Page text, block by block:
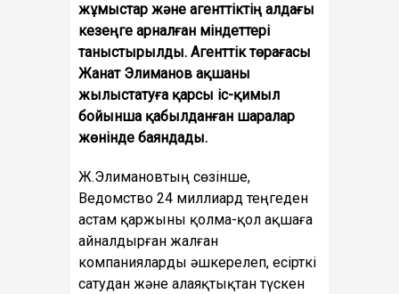
жұмыстар және агенттіктің алдағы
кезеңге арналған міндеттері
таныстырылды. Агенттік төрағасы
Жанат Элиманов ақшаны
жылыстатуға қарсы іс-қимыл
бойынша қабылданған шаралар
жөнінде баяндады.
Ж.Элимановтың сөзінше,
Ведомство 24 миллиард теңгеден
астам қаржыны қолма-қол ақшаға
айналдырған жалған
компанияларды әшкерелеп, есірткі
сатудан және алаяқтықтан түскен